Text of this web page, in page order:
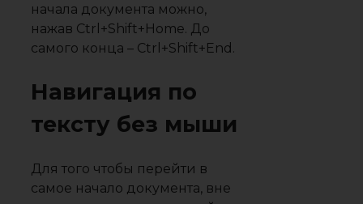
начала документа можно,
нажав Ctrl+Shift+Home. До
самого конца – Ctrl+Shift+End.
Навигация по
тексту без мыши
Для того чтобы перейти в
самое начало документа, вне